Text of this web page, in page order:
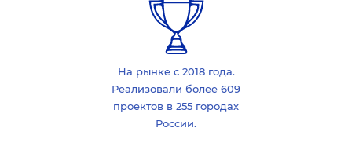
На рынке с 2018 года.
Реализовали более 609
проектов в 255 городах
России.